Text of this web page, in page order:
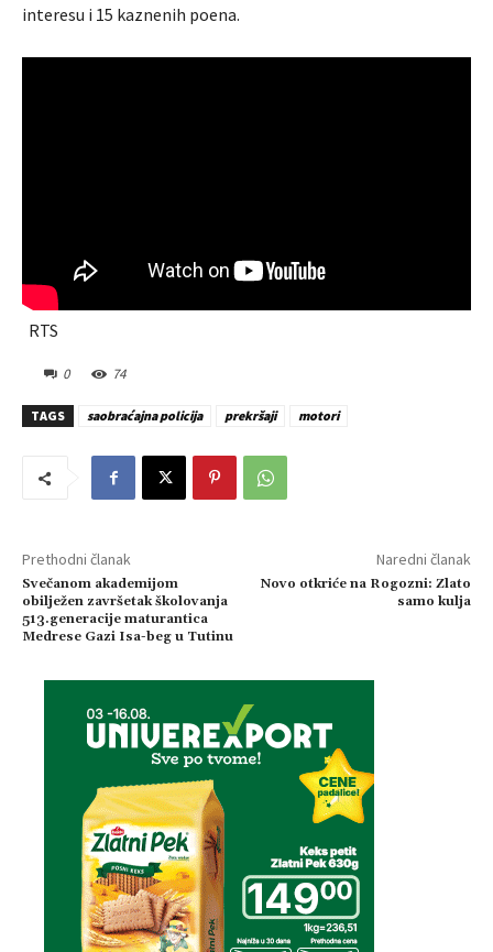
interesu i 15 kaznenih poena.
RTS
0 74
TAGS saobraćajna policija prekršaji motori
Prethodni članak
Svečanom akademijom
obilježen završetak školovanja
513.generacije maturantica
Medrese Gazi Isa-beg u Tutinu
Naredni članak
Novo otkriće na Rogozni: Zlato
samo kulja